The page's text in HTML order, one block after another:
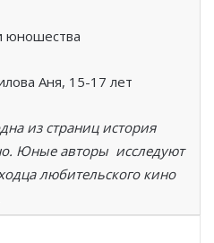
юношества
Аня, 15-17 лет
из страниц история
Юные авторы исследуют
любительского кино